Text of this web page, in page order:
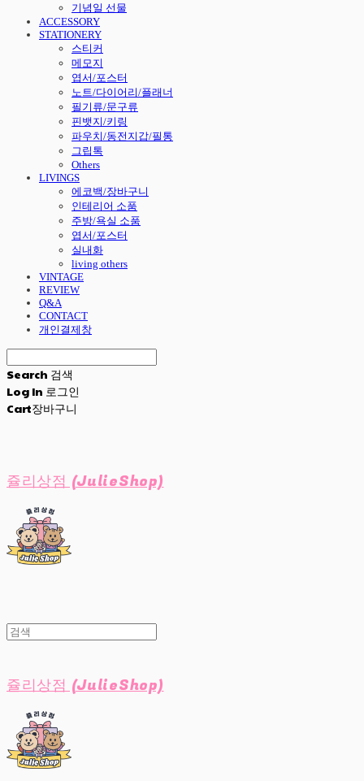
기념일 선물
ACCESSORY
STATIONERY
스티커
메모지
엽서/포스터
노트/다이어리/플래너
필기류/문구류
핀뱃지/키링
파우치/동전지갑/필통
그립톡
Others
LIVINGS
에코백/장바구니
인테리어 소품
주방/욕실 소품
엽서/포스터
실내화
living others
VINTAGE
REVIEW
Q&A
CONTACT
개인결제창
Search 검색
Log In 로그인
Cart장바구니
쥴리상점 (JulieShop)
쥴리상점 (JulieShop)